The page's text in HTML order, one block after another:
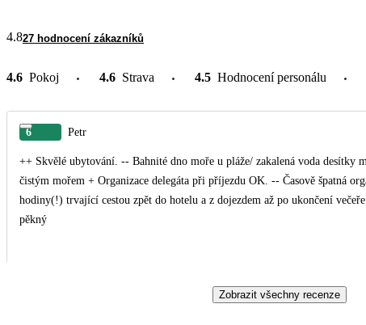
4.827 hodnocení zákazníků
4.6 Pokoj 4.6 Strava 4.5 Hodnocení personálu
6 Petr
++ Skvělé ubytování. -- Bahnité dno moře u pláže/ zakalená voda desítky metrů od břehu. Po kilometru na obě strany písčité dno s
čistým mořem + Organizace delegáta při příjezdu OK. -- Časově špatná organizace fakultativního výletu do Gjirokastry se čtyři
hodiny(!) trvající cestou zpět do hotelu a z dojezdem až po ukončení večeře v Regina Palm ( ve 21:30). + Výlet Jeep safari s Julií byl
pěkný
Zobrazit všechny recenze